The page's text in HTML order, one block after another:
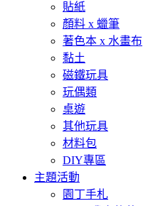
貼紙
顏料 x 蠟筆
著色本 x 水畫布
黏土
磁鐵玩具
玩偶類
桌遊
其他玩具
材料包
DIY專區
主題活動
園丁手札